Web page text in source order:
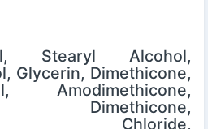
Stearyl Alcohol,
Glycerin, Dimethicone,
Amodimethicone,
Dimethicone,
Chloride,